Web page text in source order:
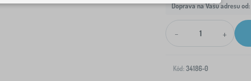
Doprava na Vašu adresu od:
- +
Kód: 34186-0